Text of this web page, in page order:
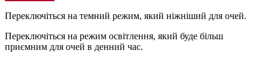
Переключіться на темний режим, який ніжніший для очей.
Переключіться на режим освітлення, який буде більш
приємним для очей в денний час.